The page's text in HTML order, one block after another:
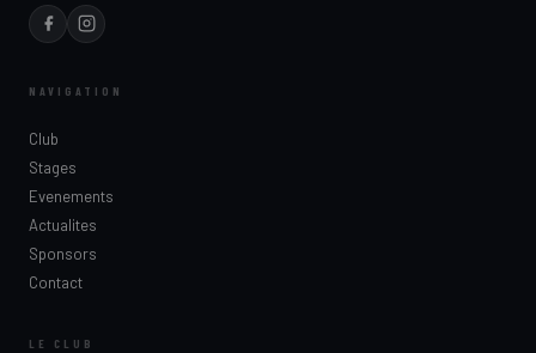
NAVIGATION
Club
Stages
Evenements
Actualites
Sponsors
Contact
LE CLUB